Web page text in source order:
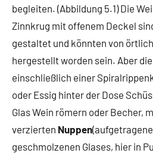
begleiten. (Abbildung 5.1) Die
Zinnkrug mit offenem Deckel
gestaltet und könnten von
hergestellt worden sein. Aber
einschließlich einer
oder Essig hinter der Dose
Glas Wein römern oder Becher,
verzierten Nuppen
geschmolzenen Glases, hier in